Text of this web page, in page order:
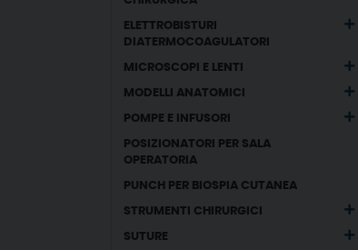
ELETTROBISTURI
DIATERMOCOAGULATORI
MICROSCOPI E LENTI
MODELLI ANATOMICI
POMPE E INFUSORI
POSIZIONATORI PER SALA
OPERATORIA
PUNCH PER BIOSPIA CUTANEA
STRUMENTI CHIRURGICI
SUTURE